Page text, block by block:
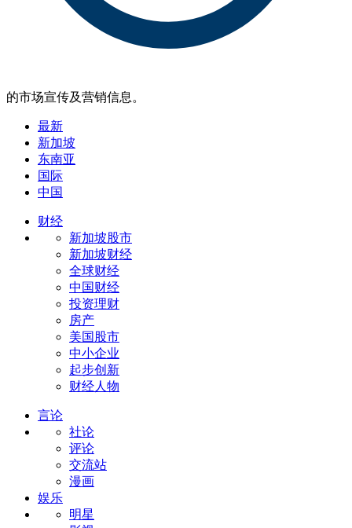
的市场宣传及营销信息。
最新
新加坡
东南亚
国际
中国
财经
新加坡股市
新加坡财经
全球财经
中国财经
投资理财
房产
美国股市
中小企业
起步创新
财经人物
言论
社论
评论
交流站
漫画
娱乐
明星